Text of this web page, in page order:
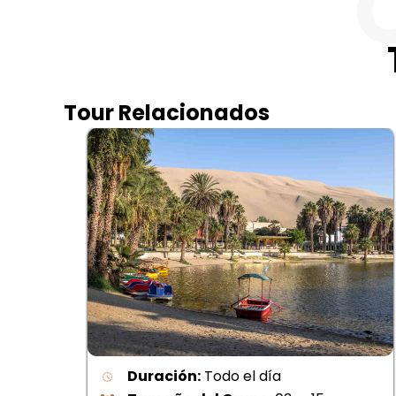
Tour Relacionados